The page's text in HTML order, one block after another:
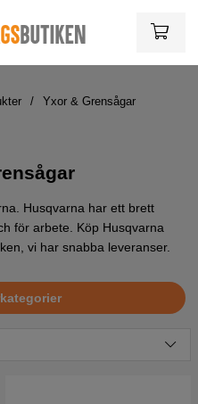
Yxor & Grensågar
Husqvarna har ett brett
för arbete. Köp Husqvarna
vi har snabba leveranser.